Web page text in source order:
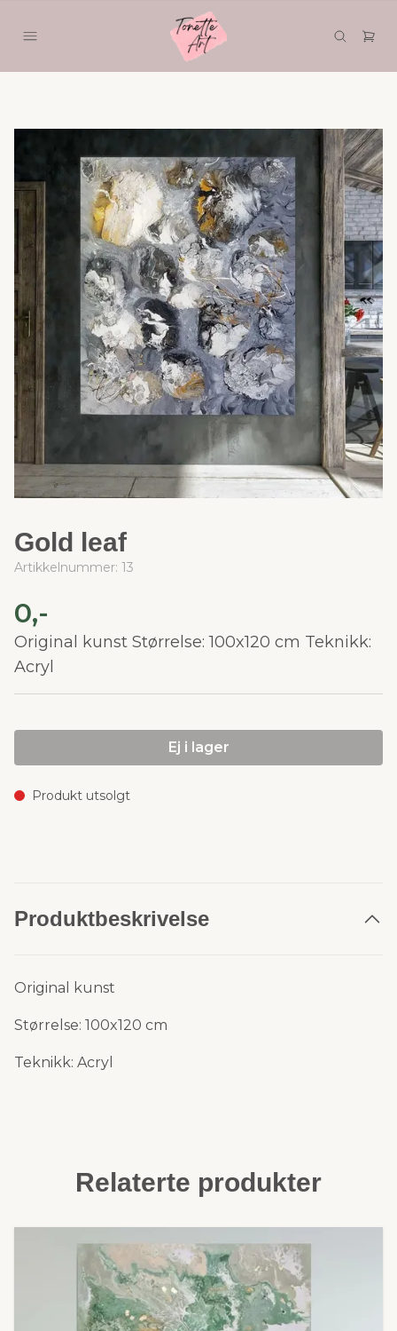
Gold leaf
Artikkelnummer: 13
0,-
Original kunst Størrelse: 100x120 cm Teknikk:
Acryl
Ej i lager
Produkt utsolgt
Produktbeskrivelse
Original kunst
Størrelse: 100x120 cm
Teknikk: Acryl
Relaterte produkter